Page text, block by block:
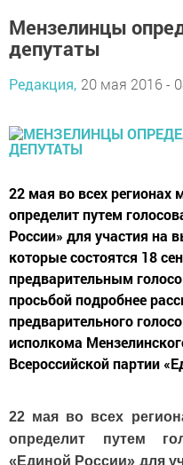
Мензелинцы
депутаты
Редакция, 20 мая 2016 -
22 мая во всех регионах
определит путем
России» для участия на
которые состоятся 18
предварительным
просьбой подробнее
предварительного
исполкома
Всероссийской партии
22 мая во всех
определит путем
«Единой России» для